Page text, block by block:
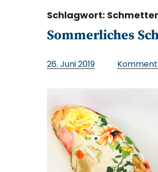
Schlagwort:
Sommerliches
26. Juni 2019